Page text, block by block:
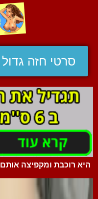
סרטי חזה גדול
היא רוכבת ומקפיצה אותם